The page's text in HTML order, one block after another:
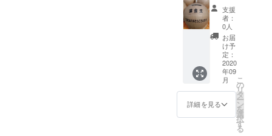
援金額
の90%
（経費
を差し
引いた
分）が
指定業
者様に
お渡し
上げ経
費とな
る子供
に大人
気の
2000円
分の国
産おも
ちゃ花
火をリ
ターン
としま
す。 画
金3,000
円～】
御礼ポ
スト
カード
支援金
額は任
意で引
き上げ
可能で
す。ご
検討頂
ければ
支援
者：
0人
お届
け予
定：
2020
年09
月
詳細を見る
こ
の
リ
タ
ー
ン
を
選
択
す
る